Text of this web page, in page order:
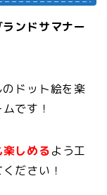
ンドサマナー
ドット絵を楽
です！
しめるよう工
ださい！